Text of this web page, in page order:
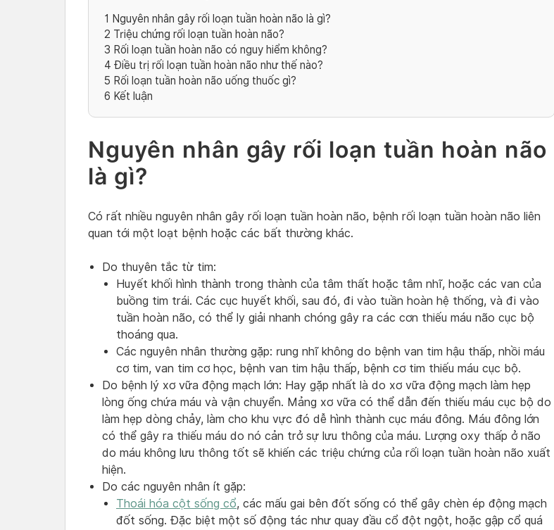
1 Nguyên nhân gây rối loạn tuần hoàn não là gì?
2 Triệu chứng rối loạn tuần hoàn não?
3 Rối loạn tuần hoàn não có nguy hiểm không?
4 Điều trị rối loạn tuần hoàn não như thế nào?
5 Rối loạn tuần hoàn não uống thuốc gì?
6 Kết luận
Nguyên nhân gây rối loạn tuần hoàn não
là gì?
Có rất nhiều nguyên nhân gây rối loạn tuần hoàn não, bệnh rối loạn tuần hoàn não liên
quan tới một loạt bệnh hoặc các bất thường khác.
Do thuyên tắc từ tim:
Huyết khối hình thành trong thành của tâm thất hoặc tâm nhĩ, hoặc các van của
buồng tim trái. Các cục huyết khối, sau đó, đi vào tuần hoàn hệ thống, và đi vào
tuần hoàn não, có thể ly giải nhanh chóng gây ra các cơn thiếu máu não cục bộ
thoáng qua.
Các nguyên nhân thường gặp: rung nhĩ không do bệnh van tim hậu thấp, nhồi máu
cơ tim, van tim cơ học, bệnh van tim hậu thấp, bệnh cơ tim thiếu máu cục bộ.
Do bệnh lý xơ vữa động mạch lớn: Hay gặp nhất là do xơ vữa động mạch làm hẹp
lòng ống chứa máu và vận chuyển. Mảng xơ vữa có thể dẫn đến thiếu máu cục bộ do
làm hẹp dòng chảy, làm cho khu vực đó dễ hình thành cục máu đông. Máu đông lớn
có thể gây ra thiếu máu do nó cản trở sự lưu thông của máu. Lượng oxy thấp ở não
do máu không lưu thông tốt sẽ khiến các triệu chứng của rối loạn tuần hoàn não xuất
hiện.
Do các nguyên nhân ít gặp:
Thoái hóa cột sống cổ, các mấu gai bên đốt sống có thể gây chèn ép động mạch
đốt sống. Đặc biệt một số động tác như quay đầu cổ đột ngột, hoặc gập cổ quá